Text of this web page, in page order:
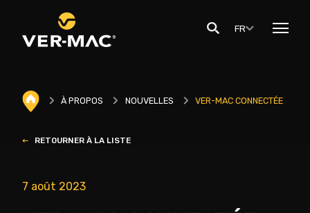
FR
À PROPOS NOUVELLES VER-MAC CONNECTÉE
RETOURNER À LA LISTE
7 août 2023